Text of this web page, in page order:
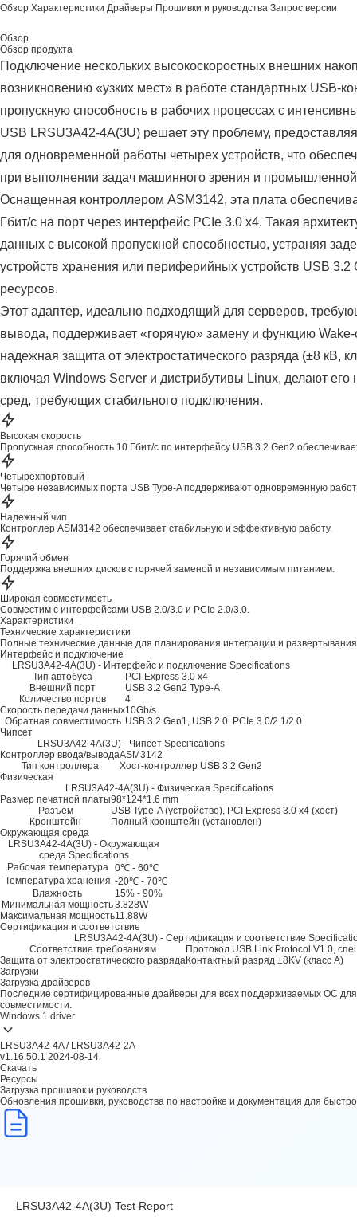
Обзор Характеристики Драйверы Прошивки и руководства Запрос версии
Обзор
Обзор продукта
Подключение нескольких высокоскоростных внешних
возникновению «узких мест» в работе стандартных USB-
пропускную способность в рабочих процессах с
USB LRSU3A42-4A(3U) решает эту проблему,
для одновременной работы четырех устройств, что
при выполнении задач машинного зрения и
Оснащенная контроллером ASM3142, эта плата
Гбит/с на порт через интерфейс PCIe 3.0 x4. Такая
данных с высокой пропускной способностью, устраняя
устройств хранения или периферийных устройств USB
ресурсов.
Этот адаптер, идеально подходящий для серверов,
вывода, поддерживает «горячую» замену и функцию
надежная защита от электростатического разряда (±8 кВ,
включая Windows Server и дистрибутивы Linux, делают
сред, требующих стабильного подключения.
Высокая скорость
Пропускная способность 10 Гбит/с по интерфейсу USB 3.2 Gen2
Четырехпортовый
Четыре независимых порта USB Type-A поддерживают одновременную
Надежный чип
Контроллер ASM3142 обеспечивает стабильную и эффективную работу.
Горячий обмен
Поддержка внешних дисков с горячей заменой и независимым питанием.
Широкая совместимость
Совместим с интерфейсами USB 2.0/3.0 и PCIe 2.0/3.0.
Характеристики
Технические характеристики
Полные технические данные для планирования интеграции и
Интерфейс и подключение
LRSU3A42-4A(3U) - Интерфейс и подключение Specifications
Тип автобуса
PCI-Express 3.0 x4
Внешний порт
USB 3.2 Gen2 Type-A
Количество портов
4
Скорость передачи данных10Gb/s
Обратная совместимость USB 3.2 Gen1, USB 2.0, PCIe 3.0/2.1/2.0
Чипсет
LRSU3A42-4A(3U) - Чипсет Specifications
Контроллер ввода/выводаASM3142
Тип контроллера
Хост-контроллер USB 3.2 Gen2
Физическая
LRSU3A42-4A(3U) - Физическая Specifications
Размер печатной платы98*124*1.6 mm
Разъем
USB Type-A (устройство), PCI Express 3.0 x4 (хост)
Кронштейн
Полный кронштейн (установлен)
Окружающая среда
LRSU3A42-4A(3U) - Окружающая
среда Specifications
Рабочая температура
0℃ - 60℃
Температура хранения -20℃ - 70℃
Влажность
15% - 90%
Минимальная мощность3.828W
Максимальная мощность11.88W
Сертификация и соответствие
LRSU3A42-4A(3U) - Сертификация и соответствие
Соответствие требованиям
Протокол USB Link Protocol V1.0,
Защита от электростатического разрядаКонтактный разряд ±8KV (класс A)
Загрузки
Загрузка драйверов
Последние сертифицированные драйверы для всех поддерживаемых ОС
совместимости.
Windows 1 driver
LRSU3A42-4A / LRSU3A42-2A
v1.16.50.1 2024-08-14
Скачать
Ресурсы
Загрузка прошивок и руководств
Обновления прошивки, руководства по настройке и документация для
LRSU3A42-4A(3U) Test Report